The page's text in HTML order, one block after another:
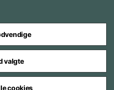
under Forsvarsministeriet
valgte
cookies